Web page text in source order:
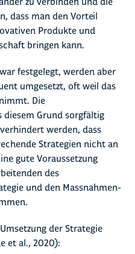
dass man den Vorteil
Produkte und
bringen kann.
festgelegt, werden aber
umgesetzt, oft weil das
Die
diesem Grund sorgfältig
werden, dass
Strategien nicht an
gute Voraussetzung
des
und den Massnahmen-
der Strategie
et al., 2020):